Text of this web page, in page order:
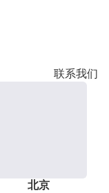
联系我们
北京